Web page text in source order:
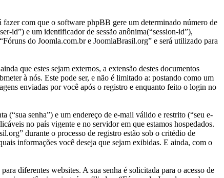
com que o software phpBB gere um determinado número de
id”) e um identificador de sessão anônima(“session-id”),
do Joomla.com.br e JoomlaBrasil.org” e será utilizado para
que estes sejam externos, a extensão destes documentos
à nós. Este pode ser, e não é limitado a: postando como um
enviadas por você após o registro e enquanto feito o login no
(“sua senha”) e um endereço de e-mail válido e restrito (“seu e-
no país vigente e no servidor em que estamos hospedados.
durante o processo de registro estão sob o critédio de
informações você deseja que sejam exibidas. E ainda, com o
diferentes websites. A sua senha é solicitada para o acesso de